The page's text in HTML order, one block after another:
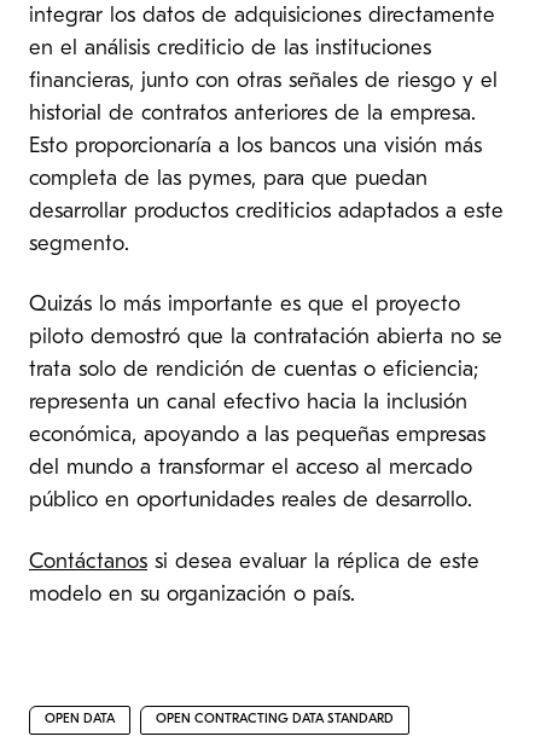
integrar los datos de adquisiciones directamente
en el análisis crediticio de las instituciones
financieras, junto con otras señales de riesgo y el
historial de contratos anteriores de la empresa.
Esto proporcionaría a los bancos una visión más
completa de las pymes, para que puedan
desarrollar productos crediticios adaptados a este
segmento.
Quizás lo más importante es que el proyecto
piloto demostró que la contratación abierta no se
trata solo de rendición de cuentas o eficiencia;
representa un canal efectivo hacia la inclusión
económica, apoyando a las pequeñas empresas
del mundo a transformar el acceso al mercado
público en oportunidades reales de desarrollo.
Contáctanos si desea evaluar la réplica de este
modelo en su organización o país.
OPEN DATA OPEN CONTRACTING DATA STANDARD